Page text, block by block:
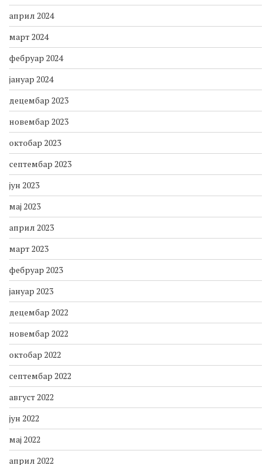
јун 2024
мај 2024
април 2024
март 2024
фебруар 2024
јануар 2024
децембар 2023
новембар 2023
октобар 2023
септембар 2023
јун 2023
мај 2023
април 2023
март 2023
фебруар 2023
јануар 2023
децембар 2022
новембар 2022
октобар 2022
септембар 2022
август 2022
јун 2022